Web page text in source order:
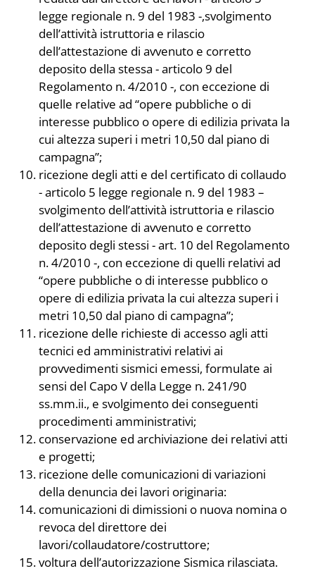
legge regionale n. 9 del 1983 -,svolgimento
dell’attività istruttoria e rilascio
dell’attestazione di avvenuto e corretto
deposito della stessa - articolo 9 del
Regolamento n. 4/2010 -, con eccezione di
quelle relative ad “opere pubbliche o di
interesse pubblico o opere di edilizia privata la
cui altezza superi i metri 10,50 dal piano di
campagna”;
ricezione degli atti e del certificato di collaudo
- articolo 5 legge regionale n. 9 del 1983 –
svolgimento dell’attività istruttoria e rilascio
dell’attestazione di avvenuto e corretto
deposito degli stessi - art. 10 del Regolamento
n. 4/2010 -, con eccezione di quelli relativi ad
“opere pubbliche o di interesse pubblico o
opere di edilizia privata la cui altezza superi i
metri 10,50 dal piano di campagna”;
ricezione delle richieste di accesso agli atti
tecnici ed amministrativi relativi ai
provvedimenti sismici emessi, formulate ai
sensi del Capo V della Legge n. 241/90
ss.mm.ii., e svolgimento dei conseguenti
procedimenti amministrativi;
conservazione ed archiviazione dei relativi atti
e progetti;
ricezione delle comunicazioni di variazioni
della denuncia dei lavori originaria:
comunicazioni di dimissioni o nuova nomina o
revoca del direttore dei
lavori/collaudatore/costruttore;
voltura dell’autorizzazione Sismica rilasciata.